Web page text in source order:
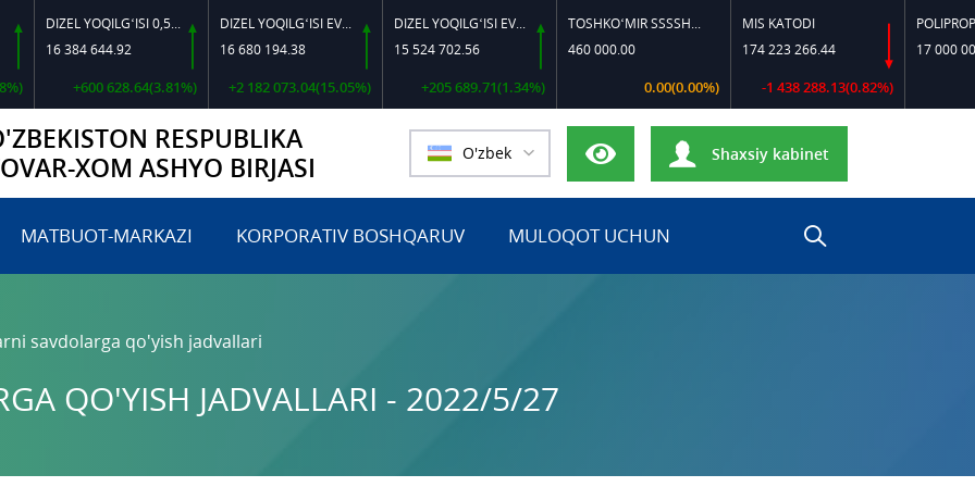
DIZEL YOQILG‘ISI 0,5-40
16 384 644.92
+600 628.64(3.81%)
DIZEL YOQILG‘ISI EVRO L-K-4
16 680 194.38
+2 182 073.04(15.05%)
DIZEL YOQILG‘ISI EVRO-L II K-4 SSDF
15 524 702.56
+205 689.71(1.34%)
TOSHKO‘MIR SSSSH-13
460 000.00
0.00(0.00%)
MIS KATODI
174 223 266.44
-1 438 288.13(0.82%)
17 000 000.00
RESPUBLIKA
XOM ASHYO BIRJASI
O'zbek Shaxsiy kabinet
MATBUOT-MARKAZI KORPORATIV BOSHQARUV MULOQOT UCHUN
savdolarga qo'yish jadvallari
QO'YISH JADVALLARI - 2022/5/27